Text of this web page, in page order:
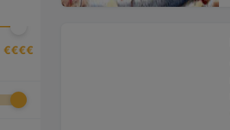
€€€€